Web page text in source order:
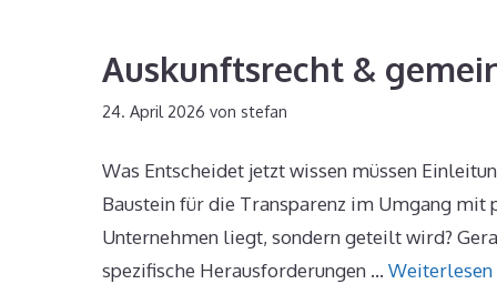
Auskunftsrecht &
24. April 2026 von stefan
Was Entscheidet jetzt wissen müssen
Baustein für die Transparenz im Umgang mit
Unternehmen liegt, sondern geteilt wird?
spezifische Herausforderungen …